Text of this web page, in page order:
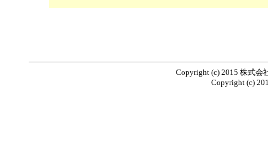
Copyright (c) 2015 株式
Copyright (c)